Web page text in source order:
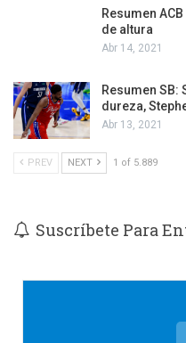
Resumen
de altura
Abr 14, 2021
Resumen SB:
dureza,
Abr 13, 2021
PREV NEXT 1 of 5.889
Suscríbete Para